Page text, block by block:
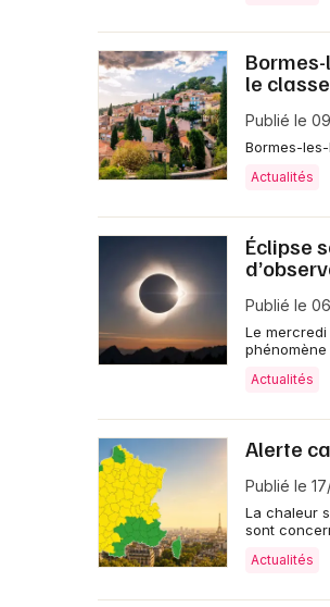
le
Publié le
Bormes-
Actualités
Éclipse
Publié le
Le
Actualités
Alerte
Publié le
La chaleur
sont
Actualités